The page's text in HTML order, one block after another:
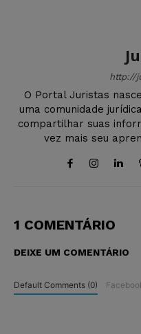
http://
O Portal Juristas
uma comunidade
compartilhar suas
vez mais seu
1 COMENTÁRIO
DEIXE UM COMENTÁRIO
Default Comments (0)